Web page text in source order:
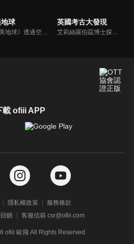
球
《絕美地球》透過空拍提供您截然不同的世界觀，從一萬英尺高空到僅僅離地面幾英尺，空拍攝影機都能捕捉到美麗、驚心動魄的景象，帶您環遊世界各地。
英國考古大發現
艾莉絲羅伯茲博士探索英國各地最令人興奮的考古發現，整合全國各地挖掘和調查的結果。透過考古學探索羅馬人、都鐸王朝、盎格魯-撒克遜人的歷史以及神秘的史前時代。
載 ofiii APP
隱私權政策
服務條款
饋 客服信箱 csr@ofiii.com
ofiii 歐飛 All Rights Reserved